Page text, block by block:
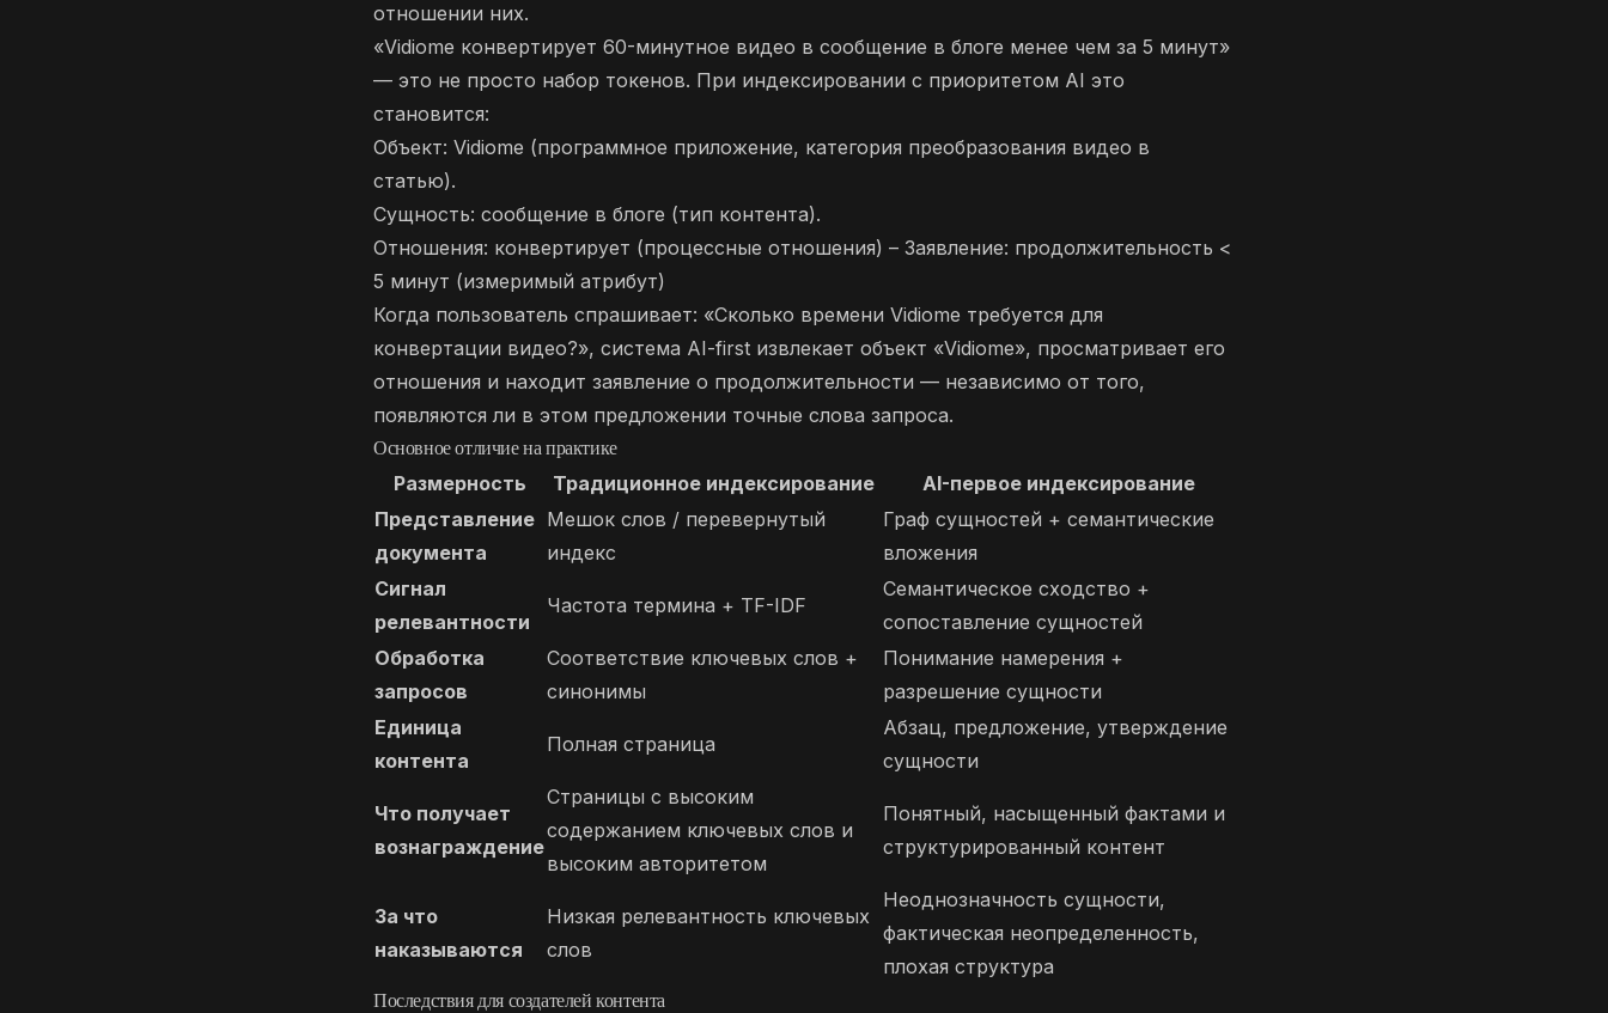
отношении них.
«Vidiome конвертирует 60-минутное видео в сообщение в блоге менее чем за 5 минут»
— это не просто набор токенов. При индексировании с приоритетом AI это
становится:
Объект: Vidiome (программное приложение, категория преобразования видео в
статью).
Сущность: сообщение в блоге (тип контента).
Отношения: конвертирует (процессные отношения) – Заявление: продолжительность <
5 минут (измеримый атрибут)
Когда пользователь спрашивает: «Сколько времени Vidiome требуется для
конвертации видео?», система AI-first извлекает объект «Vidiome», просматривает его
отношения и находит заявление о продолжительности — независимо от того,
появляются ли в этом предложении точные слова запроса.
Основное отличие на практике
Размерность Традиционное индексирование
AI-первое индексирование
Представление
документа
Мешок слов / перевернутый
индекс
Граф сущностей + семантические
вложения
Сигнал
релевантности
Частота термина + TF-IDF
Семантическое сходство +
сопоставление сущностей
Обработка
запросов
Соответствие ключевых слов +
синонимы
Понимание намерения +
разрешение сущности
Единица
контента
Полная страница
Абзац, предложение, утверждение
сущности
Что получает
вознаграждение
Страницы с высоким
содержанием ключевых слов и
высоким авторитетом
Понятный, насыщенный фактами и
структурированный контент
За что
наказываются
Низкая релевантность ключевых
слов
Неоднозначность сущности,
фактическая неопределенность,
плохая структура
Последствия для создателей контента